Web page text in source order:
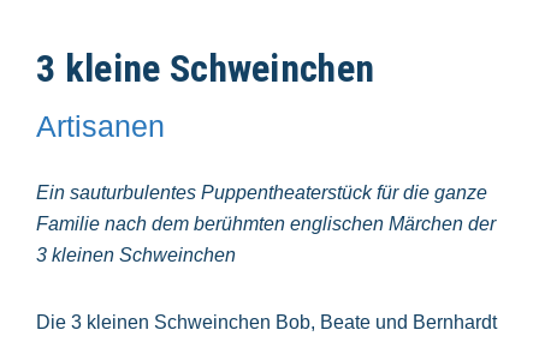
3 kleine Schweinchen
Artisanen
Ein sauturbulentes Puppentheaterstück für die ganze
Familie nach dem berühmten englischen Märchen der
3 kleinen Schweinchen
Die 3 kleinen Schweinchen Bob, Beate und Bernhardt